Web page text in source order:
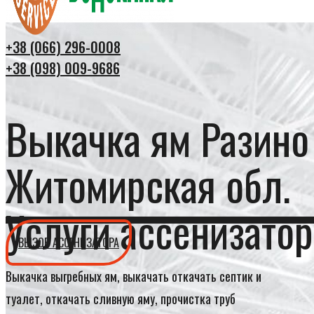
+38 (066) 296-0008
+38 (098) 009-9686
Выкачка ям Разино
Житомирская обл.
Услуги
ВЫЗОВ АССЕНИЗАТОРА
Выкачка выгребных ям, выкачать откачать септик и
туалет, откачать сливную яму, прочистка труб